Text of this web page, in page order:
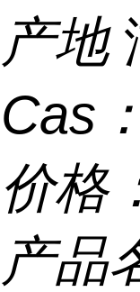
产地
Cas：
价格
产品